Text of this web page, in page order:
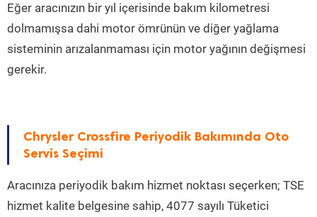
Eğer aracınızın bir yıl içerisinde bakım kilometresi
dolmamışsa dahi motor ömrünün ve diğer yağlama
sisteminin arızalanmaması için motor yağının değişmesi
gerekir.
Chrysler Crossfire Periyodik Bakımında Oto
Servis Seçimi
Aracınıza periyodik bakım hizmet noktası seçerken; TSE
hizmet kalite belgesine sahip, 4077 sayılı Tüketici